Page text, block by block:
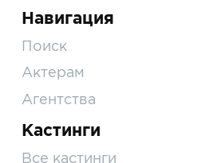
Навигация
Поиск
Актерам
Агентства
Кастинги
Все кастинги